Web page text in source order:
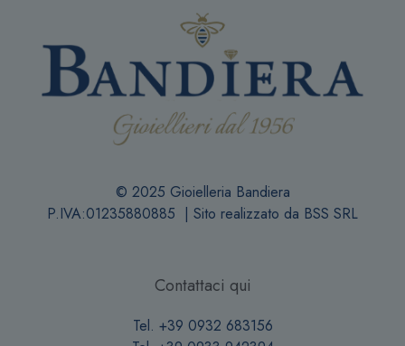
© 2025 Gioielleria Bandiera
P.IVA:01235880885 | Sito realizzato da BSS SRL
Contattaci qui
Tel. +39 0932 683156